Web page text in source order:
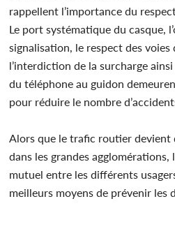
rappellent l’importance du
Le port systématique du casque,
signalisation, le respect des
l’interdiction de la surcharge ainsi
du téléphone au guidon
pour réduire le nombre
Alors que le trafic routier devient
dans les grandes
mutuel entre les différents
meilleurs moyens de prévenir les